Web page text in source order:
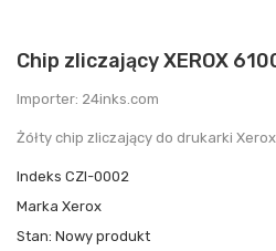
Chip zliczający XEROX
Importer: 24inks.com
Żółty chip zliczający do drukarki
Indeks CZI-0002
Marka Xerox
Stan: Nowy produkt